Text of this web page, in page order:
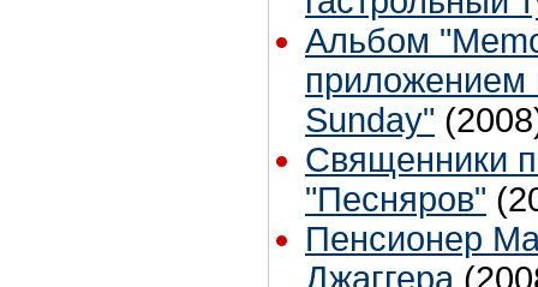
Альбом
приложением
Sunday"
Священники
"Песняров"
Пенсионер
Джаггера